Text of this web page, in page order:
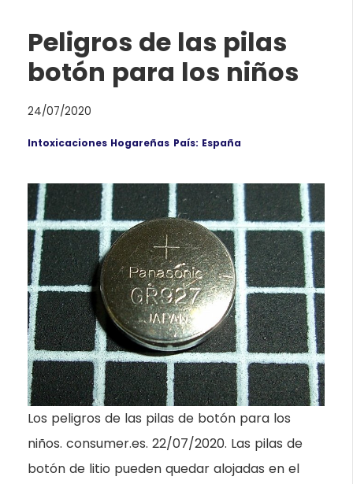
Peligros de las pilas
botón para los niños
24/07/2020
Intoxicaciones Hogareñas País: España
Los peligros de las pilas de botón para los
niños. consumer.es. 22/07/2020. Las pilas de
botón de litio pueden quedar alojadas en el